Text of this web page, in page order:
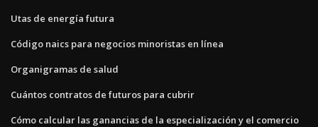
Utas de energía futura
Código naics para negocios minoristas en línea
Organigramas de salud
Cuántos contratos de futuros para cubrir
Cómo calcular las ganancias de la especialización y el comercio